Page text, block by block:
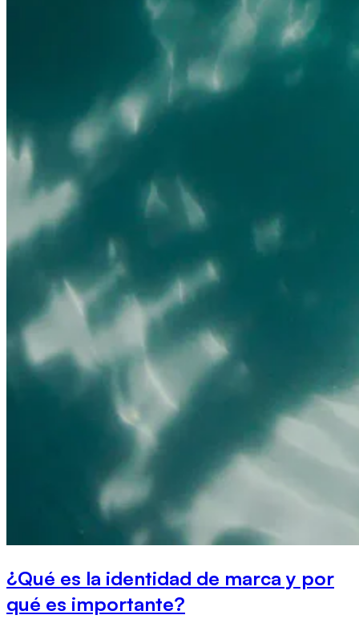
¿Qué es la identidad de marca y por
qué es importante?